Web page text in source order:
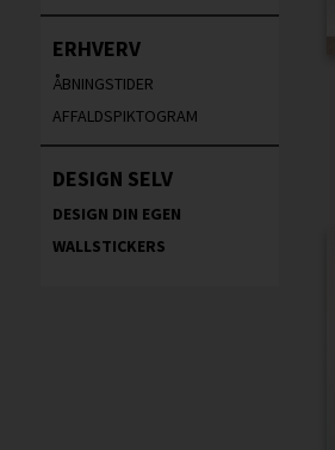
ERHVERV
ÅBNINGSTIDER
AFFALDSPIKTOGRAM
DESIGN SELV
DESIGN DIN EGEN
WALLSTICKERS